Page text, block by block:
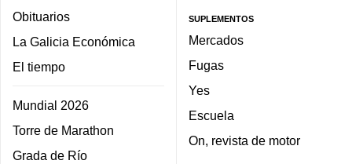
Obituarios
La Galicia Económica
El tiempo
Mundial 2026
Torre de Marathon
Grada de Río
SUPLEMENTOS
Mercados
Fugas
Yes
Escuela
On, revista de motor